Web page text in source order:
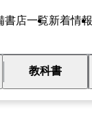
書店一覧新着情報
教科書
シティ